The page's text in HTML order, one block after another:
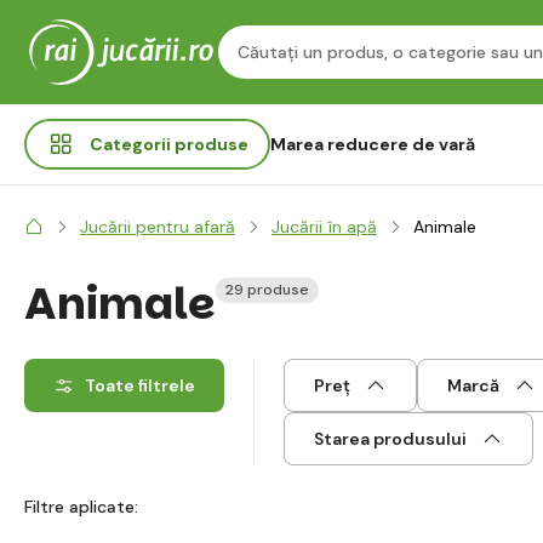
Categorii produse Marea reducere de vară
Jucării pentru afară Jucării în apă Animale
Animale 29 produse
Toate filtrele Preț Marcă
Starea produsului
Filtre aplicate: